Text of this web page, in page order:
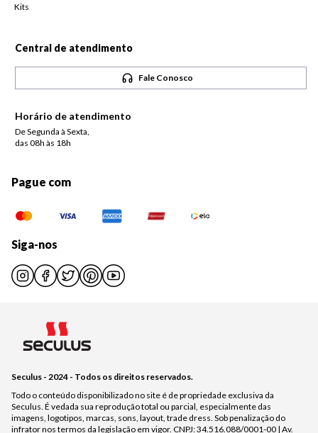
Kits
Central de atendimento
Fale Conosco
Horário de atendimento
De Segunda à Sexta,
das 08h às 18h
Pague com
Siga-nos
Seculus - 2024 - Todos os direitos reservados.
Todo o conteúdo disponibilizado no site é de propriedade exclusiva da
Seculus. É vedada sua reprodução total ou parcial, especialmente das
imagens, logotipos, marcas, sons, layout, trade dress. Sob penalização do
infrator nos termos da legislação em vigor. CNPJ: 34.516.088/0001-00 | Av.